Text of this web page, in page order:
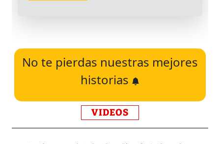
No te pierdas nuestras mejores
historias
VIDEOS